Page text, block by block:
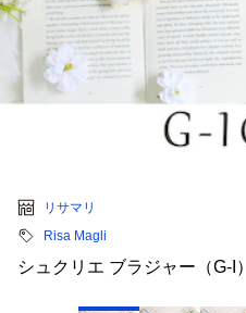
リサマリ
Risa Magli
シュクリエ ブラジャー（G-I）